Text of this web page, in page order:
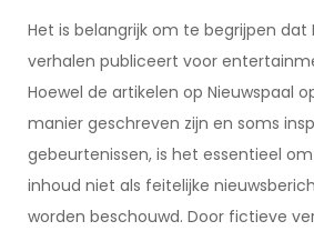
Het is belangrijk om te begrijpen dat
verhalen publiceert voor
Hoewel de artikelen op Nieuwspaal
manier geschreven zijn en soms
gebeurtenissen, is het essentieel
inhoud niet als feitelijke
worden beschouwd. Door fictieve